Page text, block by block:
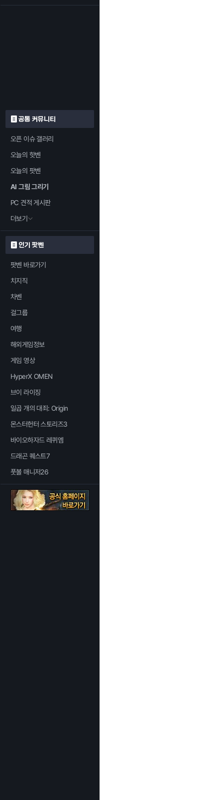
공통 커뮤니티
오픈 이슈 갤러리
오늘의 핫벤
오늘의 팟벤
AI 그림 그리기
PC 견적 게시판
더보기
인기 팟벤
팟벤 바로가기
치지직
차벤
걸그룹
여행
해외게임정보
게임 영상
HyperX OMEN
브이 라이징
일곱 개의 대죄: Origin
몬스터헌터 스토리즈3
바이오하자드 레퀴엠
드래곤 퀘스트7
풋볼 매니저26